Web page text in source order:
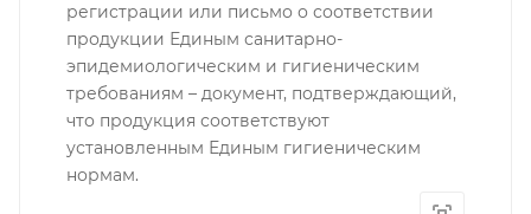
регистрации или письмо о соответствии
продукции Единым санитарно-
эпидемиологическим и гигиеническим
требованиям – документ, подтверждающий,
что продукция соответствуют
установленным Единым гигиеническим
нормам.